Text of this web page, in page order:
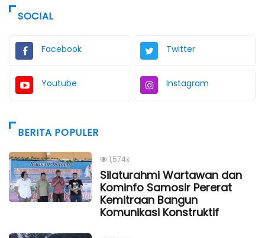
SOCIAL
Facebook Twitter
Youtube Instagram
BERITA POPULER
1,574x
Silaturahmi Wartawan dan
Kominfo Samosir Pererat
Kemitraan Bangun
Komunikasi Konstruktif